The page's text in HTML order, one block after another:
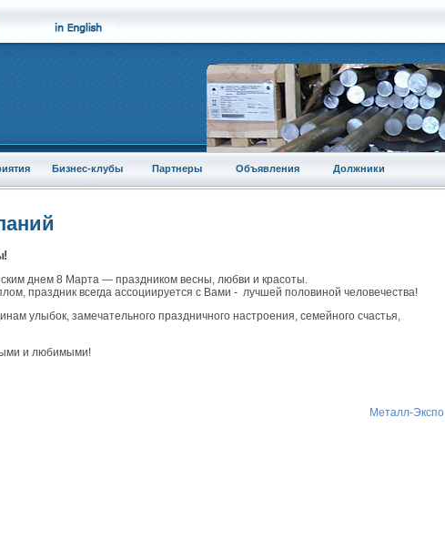
Бизнес-клубы Партнеры Объявления Должники
днем 8 Марта — праздником весны, любви и красоты.
праздник всегда ассоциируется с Вами - лучшей половиной человечества!
улыбок, замечательного праздничного настроения, семейного счастья,
и любимыми!
Металл-Экспо